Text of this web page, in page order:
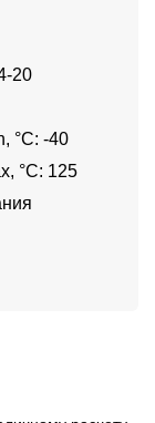
20
°C: -40
°C: 125